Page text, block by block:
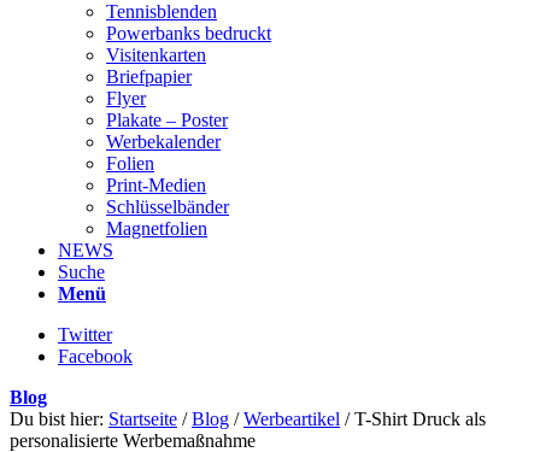
Tennisblenden
Powerbanks bedruckt
Visitenkarten
Briefpapier
Flyer
Plakate – Poster
Werbekalender
Folien
Print-Medien
Schlüsselbänder
Magnetfolien
NEWS
Suche
Menü
Twitter
Facebook
Blog
Du bist hier: Startseite / Blog / Werbeartikel / T-Shirt Druck als
personalisierte Werbemaßnahme